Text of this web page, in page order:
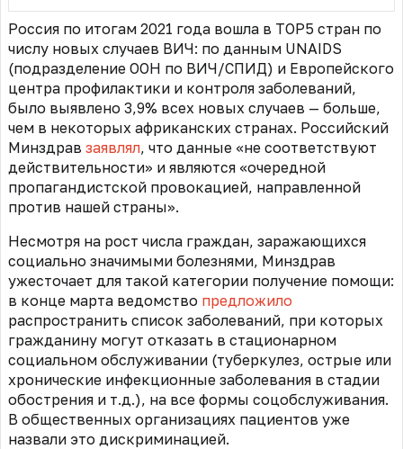
Россия по итогам 2021 года вошла в ТОP5 стран по
числу новых случаев ВИЧ: по данным UNAIDS
(подразделение ООН по ВИЧ/СПИД) и Европейского
центра профилактики и контроля заболеваний,
было выявлено 3,9% всех новых случаев — больше,
чем в некоторых африканских странах. Российский
Минздрав заявлял, что данные «не соответствуют
действительности» и являются «очередной
пропагандистской провокацией, направленной
против нашей страны».
Несмотря на рост числа граждан, заражающихся
социально значимыми болезнями, Минздрав
ужесточает для такой категории получение помощи:
в конце марта ведомство предложило
распространить список заболеваний, при которых
гражданину могут отказать в стационарном
социальном обслуживании (туберкулез, острые или
хронические инфекционные заболевания в стадии
обострения и т.д.), на все формы соцобслуживания.
В общественных организациях пациентов уже
назвали это дискриминацией.